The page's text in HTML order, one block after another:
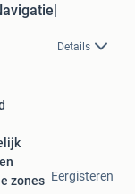
Details
zones Eergisteren